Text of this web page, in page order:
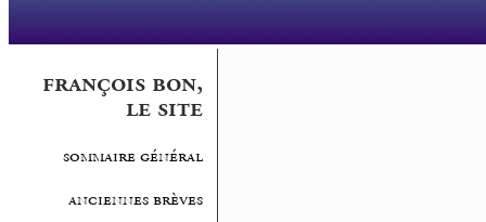
françois bon,
le site
sommaire général
anciennes brèves